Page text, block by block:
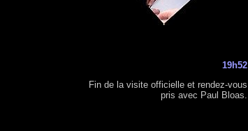
19h52
Fin de la visite officielle et rendez-vous
pris avec Paul Bloas.